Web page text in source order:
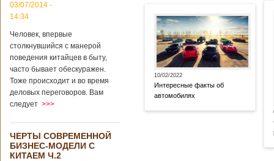
03/07/2014 -
14:34
Человек, впервые
столкнувшийся с манерой
поведения китайцев в быту,
часто бывает обескуражен.
Тоже происходит и во время
деловых переговоров. Вам
следует >>>
ЧЕРТЫ СОВРЕМЕННОЙ
БИЗНЕС-МОДЕЛИ С
КИТАЕМ Ч.2
10/02/2022
Интересные факты об
автомобилях